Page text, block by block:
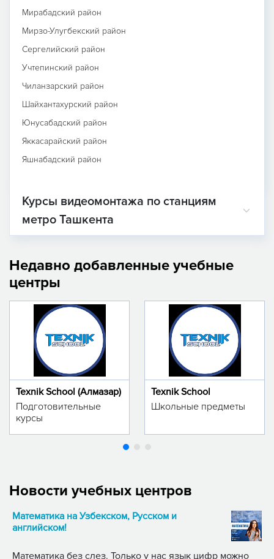
Мирабадский район
Мирзо-Улугбекский район
Сергелийский район
Учтепинский район
Чиланзарский район
Шайхантахурский район
Юнусабадский район
Яккасарайский район
Яшнабадский район
Курсы видеомонтажа по станциям
метро Ташкента
Недавно добавленные учебные
центры
Texnik School (Алмазар)
Подготовительные
курсы
Texnik School
Школьные предметы
Новости учебных центров
Математика на Узбекском, Русском и
английском!
Математика без слез. Только у нас язык цифр можно